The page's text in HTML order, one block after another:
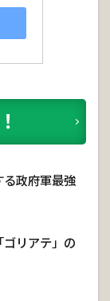
る政府軍最強
リアテ」の